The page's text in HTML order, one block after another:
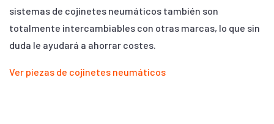
sistemas de cojinetes neumáticos también son
totalmente intercambiables con otras marcas, lo que sin
duda le ayudará a ahorrar costes.
Ver piezas de cojinetes neumáticos